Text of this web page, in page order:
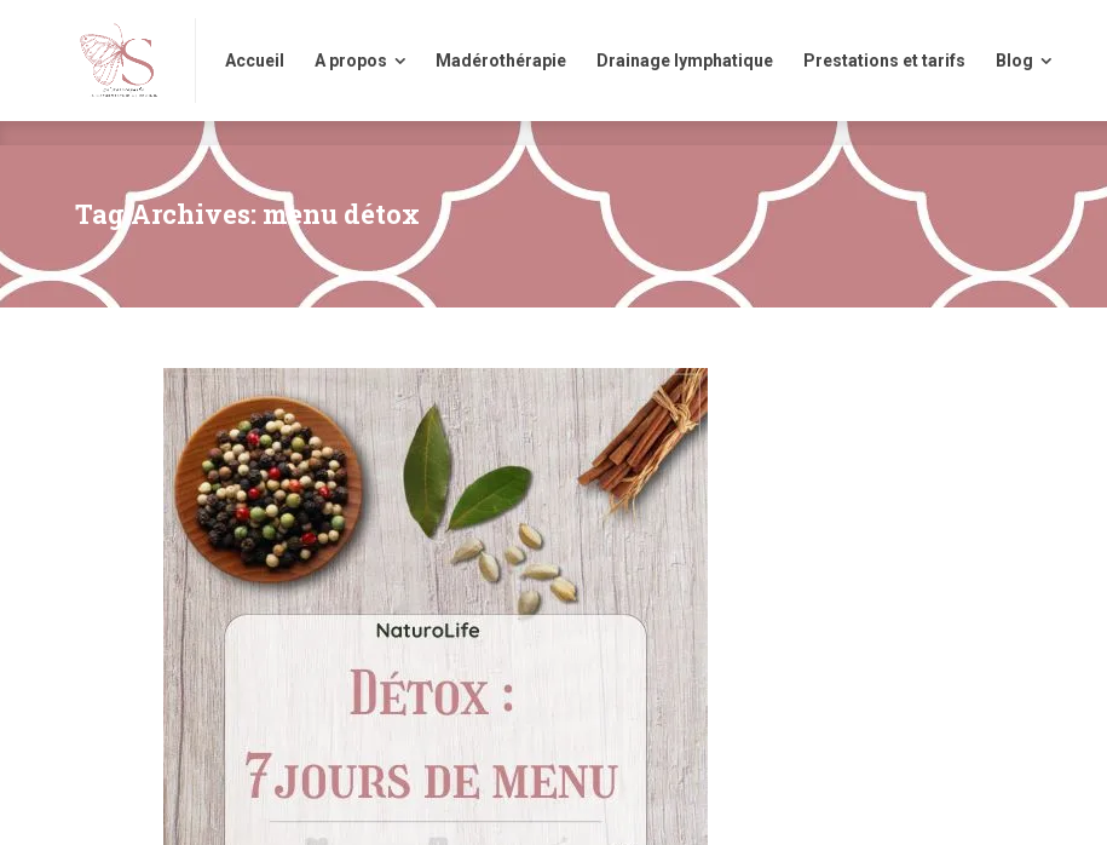
Accueil A propos Madérothérapie Drainage lymphatique Prestations et tarifs Blog
Tag Archives: menu détox